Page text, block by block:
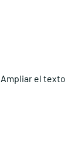
Ampliar el texto